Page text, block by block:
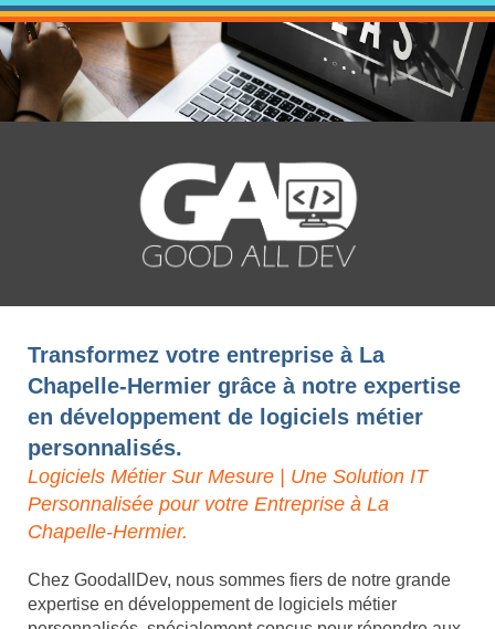
Transformez votre entreprise à La
Chapelle-Hermier grâce à notre expertise
en développement de logiciels métier
personnalisés.
Logiciels Métier Sur Mesure | Une Solution IT
Personnalisée pour votre Entreprise à La
Chapelle-Hermier.
Chez GoodallDev, nous sommes fiers de notre grande
expertise en développement de logiciels métier